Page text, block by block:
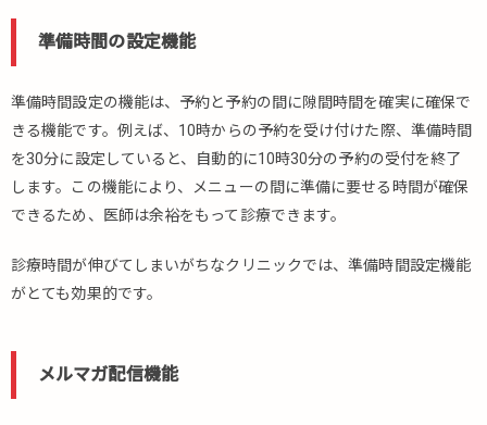
準備時間の設定機能
準備時間設定の機能は、予約と予約の間に隙間時間を確実に確保で
きる機能です。例えば、10時からの予約を受け付けた際、準備時間
を30分に設定していると、自動的に10時30分の予約の受付を終了
します。この機能により、メニューの間に準備に要せる時間が確保
できるため、医師は余裕をもって診療できます。
診療時間が伸びてしまいがちなクリニックでは、準備時間設定機能
がとても効果的です。
メルマガ配信機能